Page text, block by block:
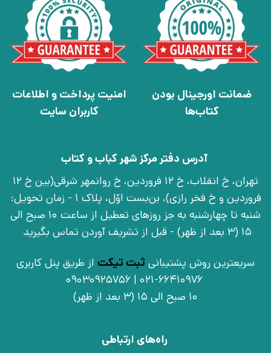
ضمانت اورجینال بودن
کتاب‌ها
امنیت پرداخت و اطلاعات
کاربران سایت
آدرس دفتر مرکز شهر کباب و کتاب
تهران، خ انقلاب، خ 12 فروردین، خ روانمهر شرقی(بین خ 12
فروردین و خ فخر رازی)، بن‌بست اوّل، پلاک 1 - زمان تحویل:
شنبه تا چهارشنبه به جز روزهای تعطیل از ساعت 10 صبح الی
15 (3 بعد از ظهر) - قبل از تشریف آوردن تماس بگیرید
سریعترین روش پشتیبانی ثبت تیکت از طریق پنل کاربری
021-66410976 | 09030925756
10 صبح الی 15 (3 بعد از ظهر)
راه‌های ارتباطی